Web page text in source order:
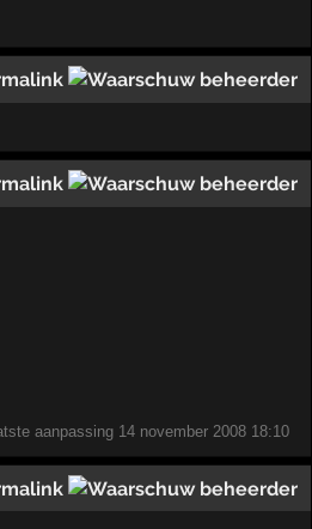
aanpassing 14 november 2008 18:10